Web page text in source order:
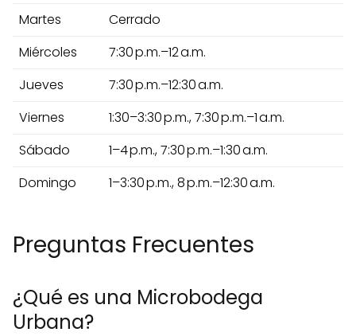
Martes
Cerrado
Miércoles
7:30 p.m.–12 a.m.
Jueves
7:30 p.m.–12:30 a.m.
Viernes
1:30–3:30 p.m., 7:30 p.m.–1 a.m.
Sábado
1–4 p.m., 7:30 p.m.–1:30 a.m.
Domingo
1–3:30 p.m., 8 p.m.–12:30 a.m.
Preguntas Frecuentes
¿Qué es una Microbodega
Urbana?